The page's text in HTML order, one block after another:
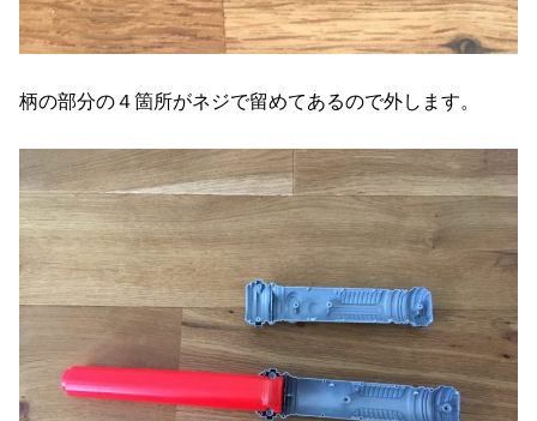
柄の部分の４箇所がネジで留めてあるので外します。